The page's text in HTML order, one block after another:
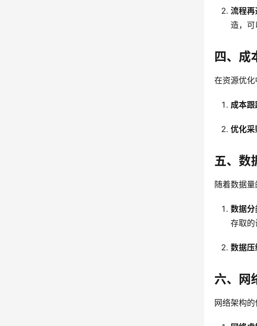
流程再
造，可
四、成
在资源优化
成本
优化
五、数
随着数据
数据
存取的
数据
六、网
网络架构